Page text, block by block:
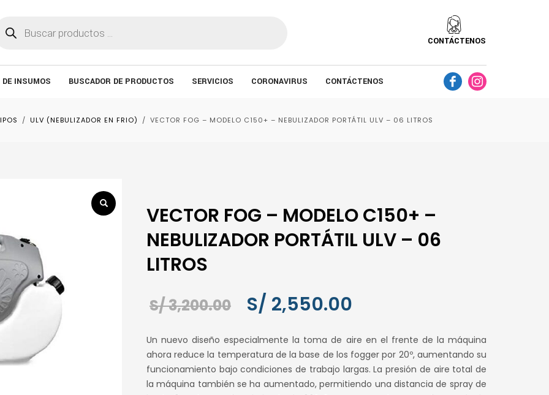
CONTÁCTENOS
DE INSUMOS BUSCADOR DE PRODUCTOS SERVICIOS CORONAVIRUS CONTÁCTENOS
ULV (NEBULIZADOR EN FRIO) VECTOR FOG – MODELO C150+ – NEBULIZADOR PORTÁTIL ULV – 06 LITROS
VECTOR FOG – MODELO C150+ –
NEBULIZADOR PORTÁTIL ULV – 06
LITROS
S/3,200.00
El
original
era:
S/ 2,550.00
actual
es:
Un nuevo diseño especialmente la toma de aire en el frente de la máquina
ahora reduce la temperatura de la base de los fogger por 20º, aumentando su
funcionamiento bajo condiciones de trabajo largas. La presión de aire total de
la máquina también se ha aumentado, permitiendo una distancia de spray de